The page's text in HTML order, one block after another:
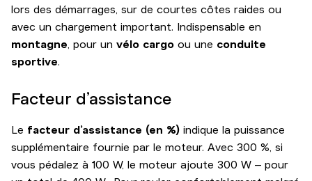
lors des démarrages, sur de courtes côtes raides ou
avec un chargement important. Indispensable en
montagne, pour un vélo cargo ou une conduite
sportive.
Facteur d’assistance
Le facteur d’assistance (en %) indique la puissance
supplémentaire fournie par le moteur. Avec 300 %, si
vous pédalez à 100 W, le moteur ajoute 300 W – pour